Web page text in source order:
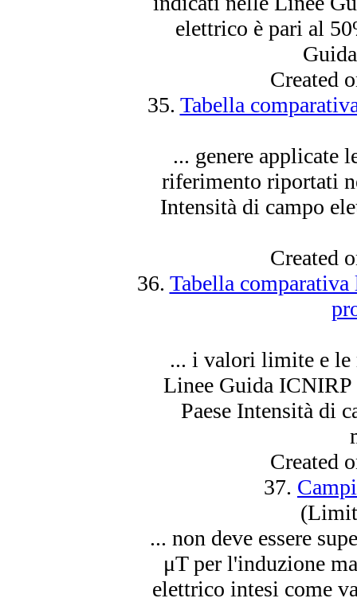
elettrico è pari al
Created
35. Tabella
... genere applicate
riferimento riportati
Intensità di campo
Created
36. Tabella
... i valori limite e le
Linee Guida
Paese Intensità di
Created
37.
... non deve essere
μT per l'induzione
elettrico intesi come